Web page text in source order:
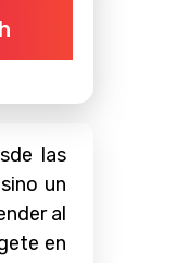
las
un
al
en